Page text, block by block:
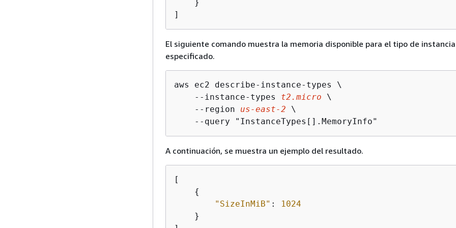
    }
]
El siguiente comando muestra la memoria disponible para el tipo de instancia
especificado.
aws ec2 describe-instance-types \
    --instance-types
t2.micro \
    --region
us-east-2 \
    --query "InstanceTypes[].MemoryInfo"
A continuación, se muestra un ejemplo del resultado.
[
{
"SizeInMiB" :
1024
    }